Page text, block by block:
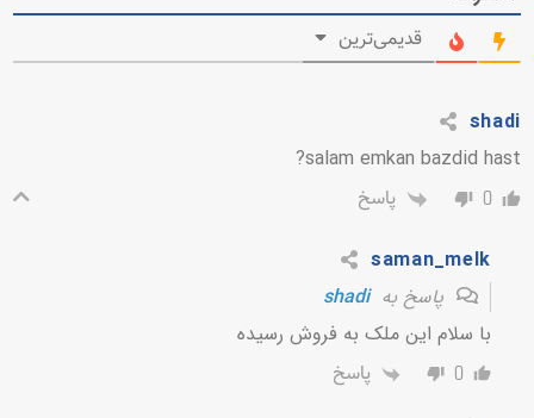
قدیمی‌ترین
shadi
salam emkan bazdid hast?
0 پاسخ
saman_melk
پاسخ بهshadi
با سلام این ملک به فروش رسیده
0 پاسخ